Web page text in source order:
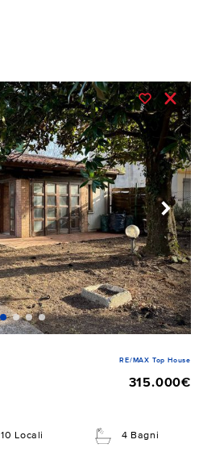
RE/MAX Top House
315.000€
10 Locali 4 Bagni